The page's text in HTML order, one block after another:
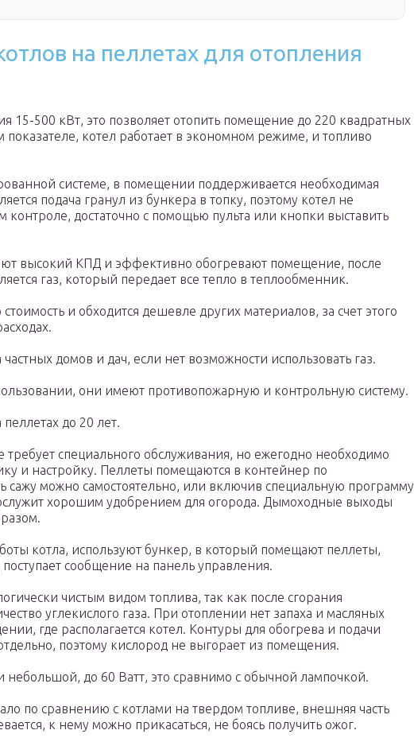
на пеллетах для отопления
15-500 кВт, это позволяет отопить помещение до 220 квадратных
котел работает в экономном режиме, и топливо
системе, в помещении поддерживается необходимая
подача гранул из бункера в топку, поэтому котел не
контроле, достаточно с помощью пульта или кнопки выставить
высокий КПД и эффективно обогревают помещение, после
газ, который передает все тепло в теплообменник.
и обходится дешевле других материалов, за счет этого
домов и дач, если нет возможности использовать газ.
они имеют противопожарную и контрольную систему.
до 20 лет.
требует специального обслуживания, но ежегодно необходимо
и настройку. Пеллеты помещаются в контейнер по
сажу можно самостоятельно, или включив специальную программу
хорошим удобрением для огорода. Дымоходные выходы
котла, используют бункер, в который помещают пеллеты,
поступает сообщение на панель управления.
чистым видом топлива, так как после сгорания
углекислого газа. При отоплении нет запаха и масляных
где располагается котел. Контуры для обогрева и подачи
поэтому кислород не выгорает из помещения.
небольшой, до 60 Ватт, это сравнимо с обычной лампочкой.
по сравнению с котлами на твердом топливе, внешняя часть
к нему можно прикасаться, не боясь получить ожог.